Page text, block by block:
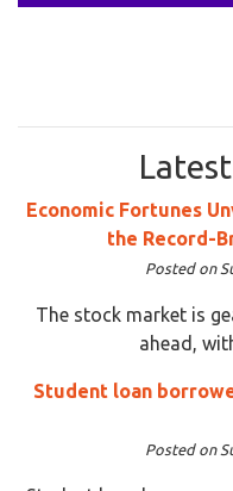
Economic Fortunes
the Record-
Posted on
The stock market is
ahead,
Student loan
Posted on